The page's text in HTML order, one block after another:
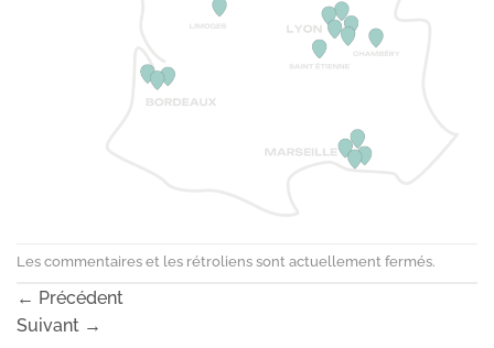
Les commentaires et les rétroliens sont actuellement fermés.
← Précédent
Suivant →